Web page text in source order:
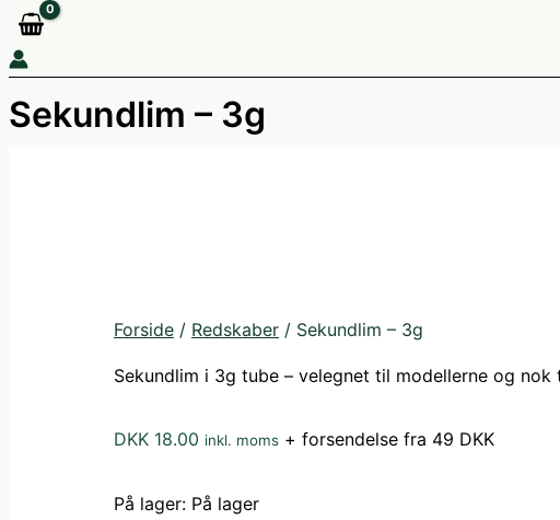
Sekundlim – 3g
Forside / Redskaber / Sekundlim – 3g
Sekundlim i 3g tube – velegnet til modellerne og nok
DKK 18.00 inkl. moms + forsendelse fra 49 DKK
På lager: På lager